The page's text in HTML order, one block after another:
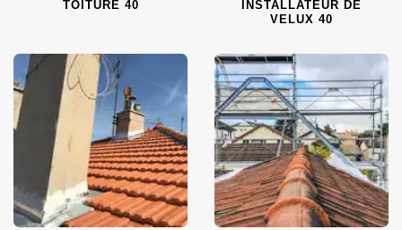
TOITURE 40
INSTALLATEUR DE
VELUX 40